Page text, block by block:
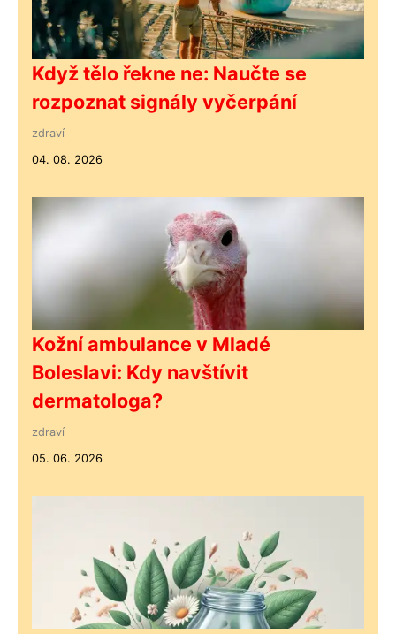
Když tělo řekne ne: Naučte se
rozpoznat signály vyčerpání
zdraví
04. 08. 2026
Kožní ambulance v Mladé
Boleslavi: Kdy navštívit
dermatologa?
zdraví
05. 06. 2026